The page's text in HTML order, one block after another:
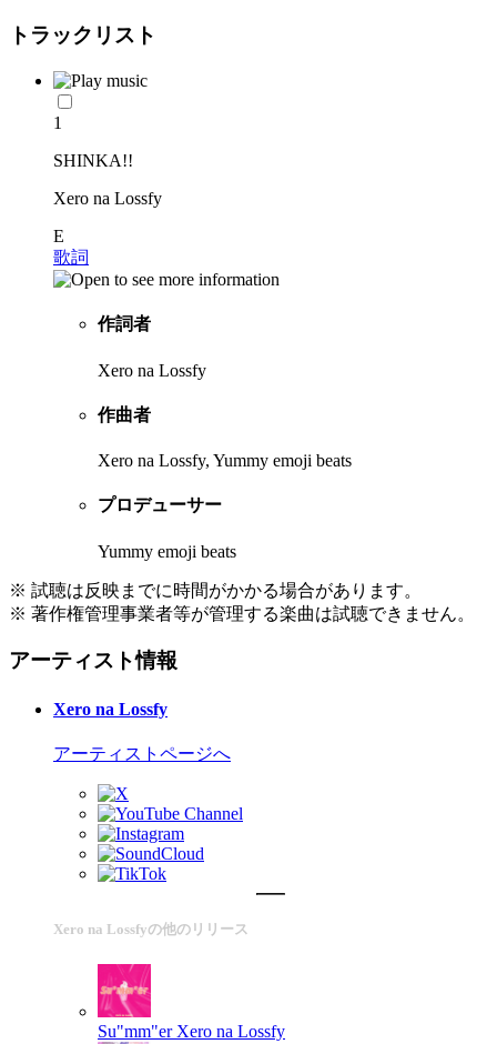
トラックリスト
1
SHINKA!!
Xero na Lossfy
E
歌詞
作詞者
Xero na Lossfy
作曲者
Xero na Lossfy, Yummy emoji beats
プロデューサー
Yummy emoji beats
※ 試聴は反映までに時間がかかる場合があります。
※ 著作権管理事業者等が管理する楽曲は試聴できません。
アーティスト情報
Xero na Lossfy
アーティストページへ
Xero na Lossfyの他のリリース
Su"mm"er Xero na Lossfy